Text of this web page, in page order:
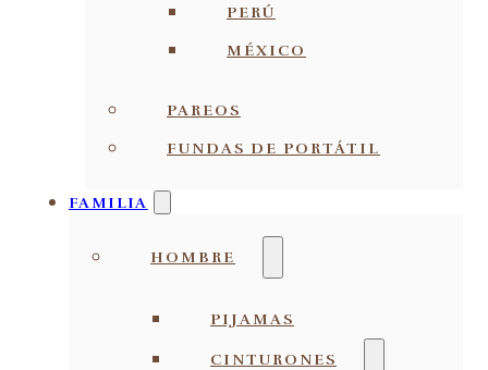
PERÚ
MÉXICO
PAREOS
FUNDAS DE PORTÁTIL
FAMILIA
HOMBRE
PIJAMAS
CINTURONES